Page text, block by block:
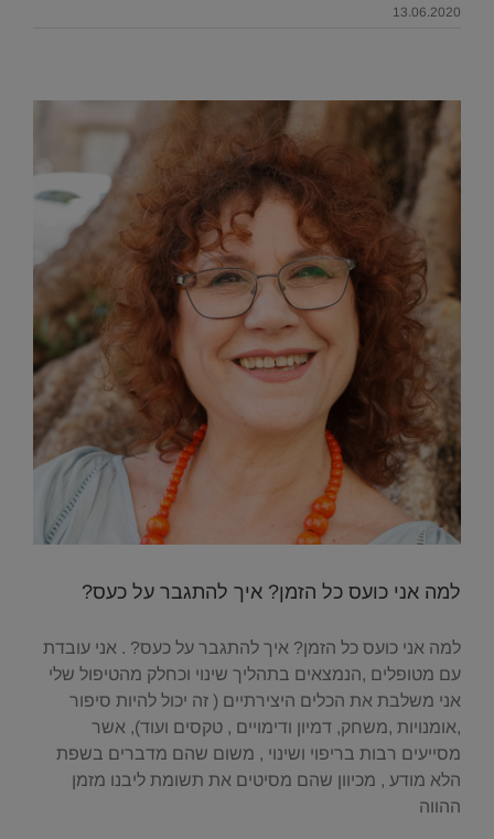
13.06.2020
למה אני כועס כל הזמן? איך להתגבר על כעס?
למה אני כועס כל הזמן? איך להתגבר על כעס? . אני עובדת
עם מטופלים ,הנמצאים בתהליך שינוי וכחלק מהטיפול שלי
אני משלבת את הכלים היצירתיים ( זה יכול להיות סיפור
,אומנויות ,משחק, דמיון ודימויים , טקסים ועוד), אשר
מסייעים רבות בריפוי ושינוי , משום שהם מדברים בשפת
הלא מודע , מכיוון שהם מסיטים את תשומת ליבנו מזמן
ההווה